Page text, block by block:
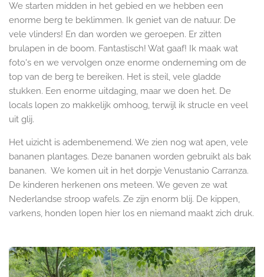
We starten midden in het gebied en we hebben een
enorme berg te beklimmen. Ik geniet van de natuur. De
vele vlinders! En dan worden we geroepen. Er zitten
brulapen in de boom. Fantastisch! Wat gaaf! Ik maak wat
foto's en we vervolgen onze enorme onderneming om de
top van de berg te bereiken. Het is steil, vele gladde
stukken. Een enorme uitdaging, maar we doen het. De
locals lopen zo makkelijk omhoog, terwijl ik strucle en veel
uit glij.
Het uizicht is adembenemend. We zien nog wat apen, vele
bananen plantages. Deze bananen worden gebruikt als bak
bananen. We komen uit in het dorpje Venustanio Carranza.
De kinderen herkenen ons meteen. We geven ze wat
Nederlandse stroop wafels. Ze zijn enorm blij. De kippen,
varkens, honden lopen hier los en niemand maakt zich druk.